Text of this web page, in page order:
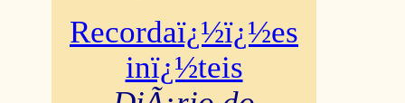
Recordaï¿½ï¿½es
inï¿½teis